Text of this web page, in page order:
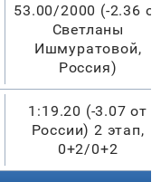
53.00/2000 (-2.36
Светланы
Ишмуратовой,
Россия)
1:19.20 (-3.07 от
России) 2 этап,
0+2/0+2